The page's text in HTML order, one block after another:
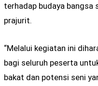
terhadap budaya
prajurit.
“Melalui kegiatan ini
bagi seluruh peserta
bakat dan potensi seni